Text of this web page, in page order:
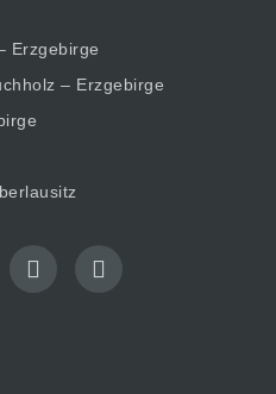
Erzgebirge
– Erzgebirge